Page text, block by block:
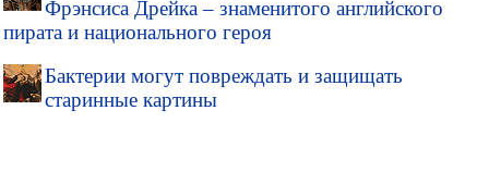
Фрэнсиса Дрейка – знаменитого английского
пирата и национального героя
Бактерии могут повреждать и защищать
старинные картины